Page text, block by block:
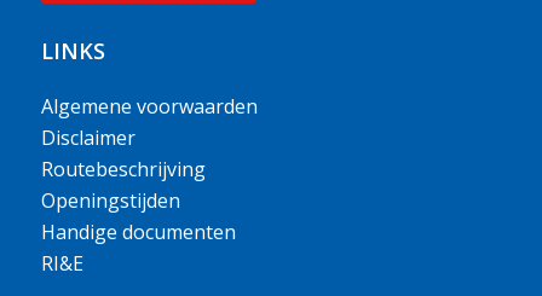
LINKS
Algemene voorwaarden
Disclaimer
Routebeschrijving
Openingstijden
Handige documenten
RI&E